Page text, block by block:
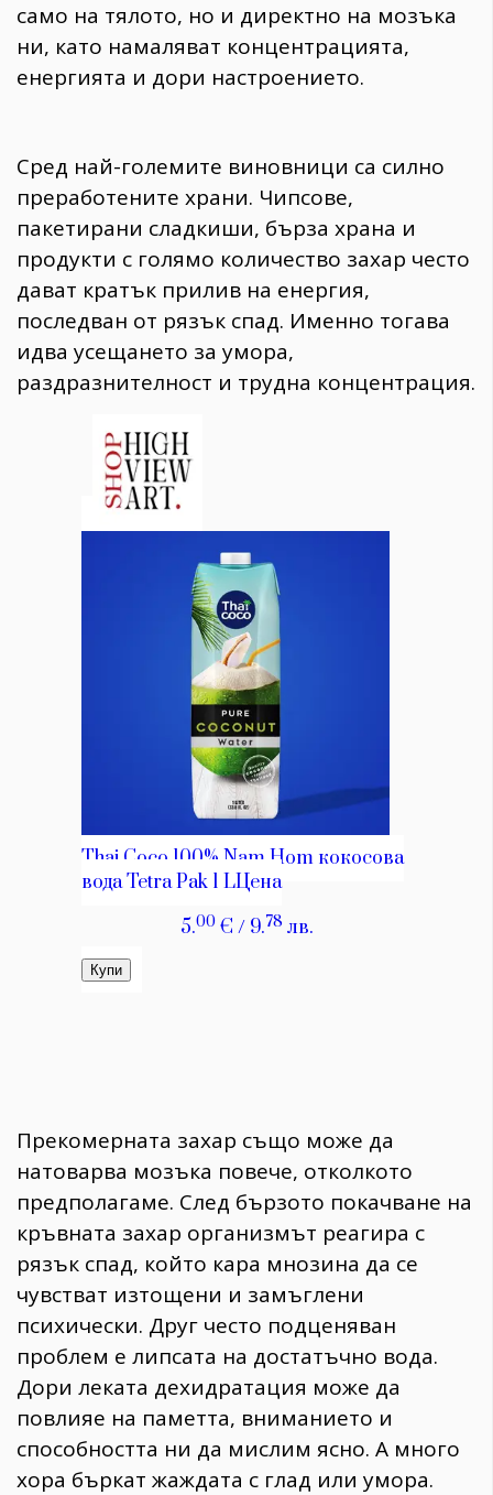
само на тялото, но и директно на мозъка
ни, като намаляват концентрацията,
енергията и дори настроението.
Сред най-големите виновници са силно
преработените храни. Чипсове,
пакетирани сладкиши, бърза храна и
продукти с голямо количество захар често
дават кратък прилив на енергия,
последван от рязък спад. Именно тогава
идва усещането за умора,
раздразнителност и трудна концентрация.
Прекомерната захар също може да
натоварва мозъка повече, отколкото
предполагаме. След бързото покачване на
кръвната захар организмът реагира с
рязък спад, който кара мнозина да се
чувстват изтощени и замъглени
психически. Друг често подценяван
проблем е липсата на достатъчно вода.
Дори леката дехидратация може да
повлияе на паметта, вниманието и
способността ни да мислим ясно. А много
хора бъркат жаждата с глад или умора.